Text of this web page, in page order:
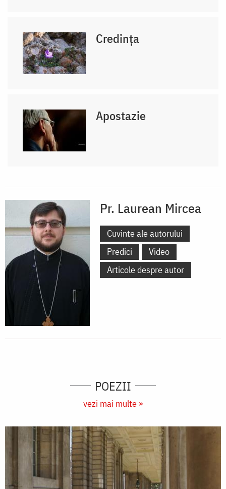
Credința
Apostazie
Pr. Laurean Mircea
Cuvinte ale autorului
Predici
Video
Articole despre autor
POEZII
vezi mai multe »